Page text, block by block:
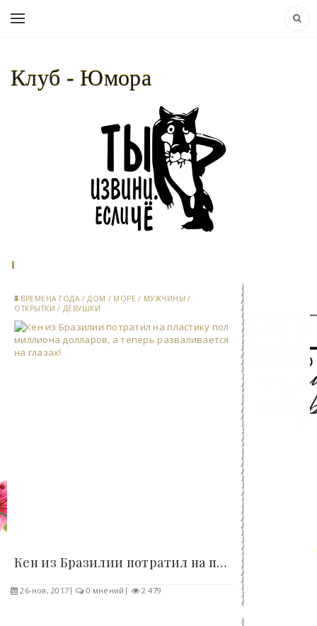
Клуб - Юмора
ВРЕМЕНА ГОДА /ДОМ / МОРЕ / МУЖЧИНЫ /
ОТКРЫТКИ / ДЕВУШКИ
Кен из Бразилии потратил на пластику пол миллиона..
26-ноя, 2017 0 мнений 2 479